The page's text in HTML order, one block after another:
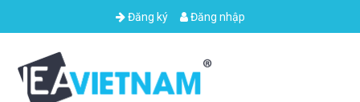
Đăng ký Đăng nhập